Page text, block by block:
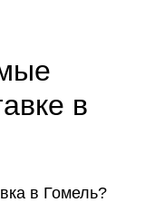
в
в Гомель?